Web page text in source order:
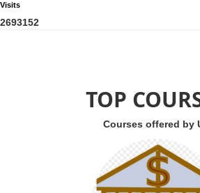
Visits
2693152
TOP
Courses offered by